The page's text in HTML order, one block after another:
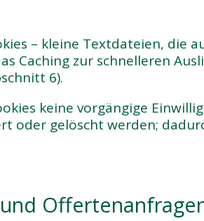
– kleine Textdateien, die
Caching zur schnelleren
6).
keine vorgängige
oder gelöscht werden;